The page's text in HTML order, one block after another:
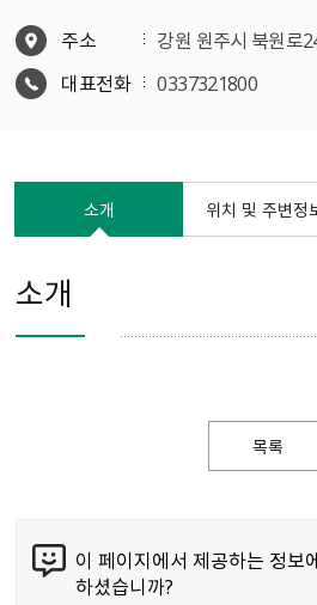
주소
강원 원주시 북원로
대표전화
0337321800
소개 위치 및 주변정
소개
목록
이 페이지에서 제공하는 정보
하셨습니까?